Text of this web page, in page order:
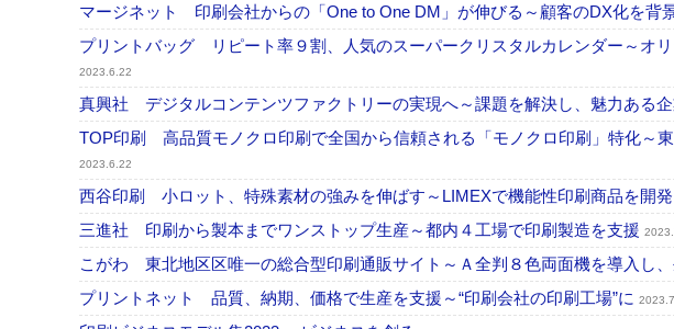
マージネット 印刷会社からの「One to One DM」が伸びる～顧客のDX化を背
プリントバッグ リピート率９割、人気のスーパークリスタルカレンダー～オ
2023.6.22
真興社 デジタルコンテンツファクトリーの実現へ～課題を解決し、魅力ある
TOP印刷 高品質モノクロ印刷で全国から信頼される「モノクロ印刷」特化～
2023.6.22
西谷印刷 小ロット、特殊素材の強みを伸ばす～LIMEXで機能性印刷商品を開発
三進社 印刷から製本までワンストップ生産～都内４工場で印刷製造を支援
こがわ 東北地区区唯一の総合型印刷通販サイト～Ａ全判８色両面機を導入し
プリントネット 品質、納期、価格で生産を支援～“印刷会社の印刷工場”に